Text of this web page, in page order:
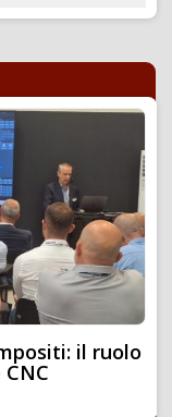
il ruolo